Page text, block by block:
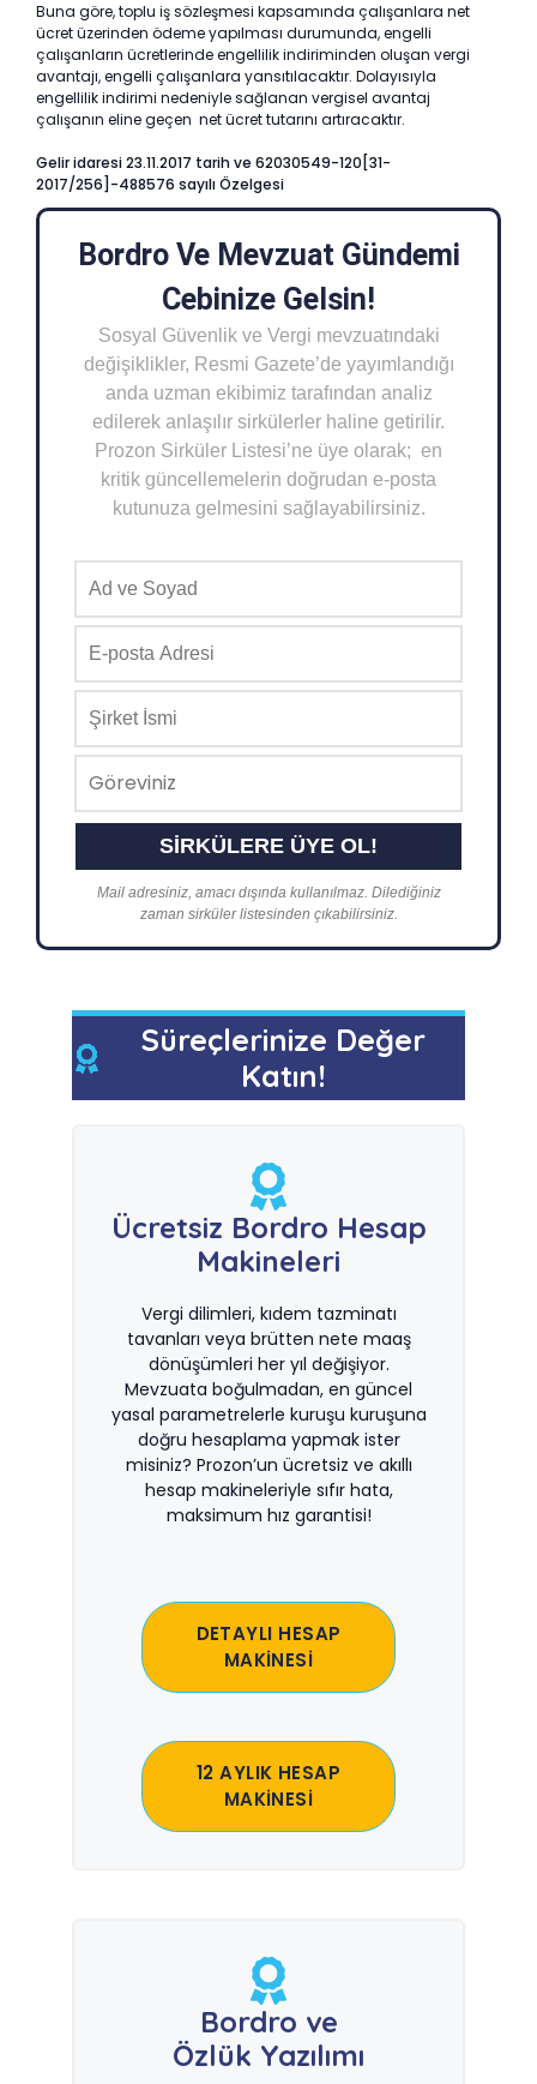
Buna göre, toplu iş sözleşmesi kapsamında çalışanlara net
ücret üzerinden ödeme yapılması durumunda, engelli
çalışanların ücretlerinde engellilik indiriminden oluşan vergi
avantajı, engelli çalışanlara yansıtılacaktır. Dolayısıyla
engellilik indirimi nedeniyle sağlanan vergisel avantaj
çalışanın eline geçen net ücret tutarını artıracaktır.
Gelir idaresi 23.11.2017 tarih ve 62030549-120[31-
2017/256]-488576 sayılı Özelgesi
Bordro Ve Mevzuat Gündemi
Cebinize Gelsin!
Sosyal Güvenlik ve Vergi mevzuatındaki
değişiklikler, Resmi Gazete’de yayımlandığı
anda uzman ekibimiz tarafından analiz
edilerek anlaşılır sirkülerler haline getirilir.
Prozon Sirküler Listesi’ne üye olarak; en
kritik güncellemelerin doğrudan e-posta
kutunuza gelmesini sağlayabilirsiniz.
Mail adresiniz, amacı dışında kullanılmaz. Dilediğiniz
zaman sirküler listesinden çıkabilirsiniz.
Süreçlerinize Değer
Katın!
Ücretsiz Bordro Hesap
Makineleri
Vergi dilimleri, kıdem tazminatı
tavanları veya brütten nete maaş
dönüşümleri her yıl değişiyor.
Mevzuata boğulmadan, en güncel
yasal parametrelerle kuruşu kuruşuna
doğru hesaplama yapmak ister
misiniz? Prozon’un ücretsiz ve akıllı
hesap makineleriyle sıfır hata,
maksimum hız garantisi!
DETAYLI HESAP
MAKİNESİ
12 AYLIK HESAP
MAKİNESİ
Bordro ve
Özlük Yazılımı